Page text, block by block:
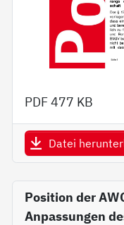
PDF477 KB
Datei
Position der
Anpassungen